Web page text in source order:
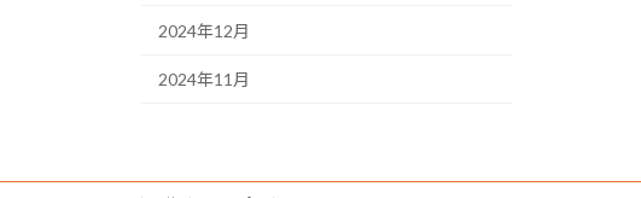
2024年12月
2024年11月